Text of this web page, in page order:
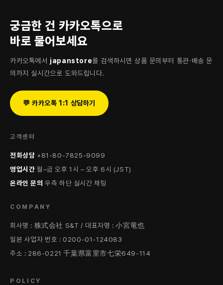
궁금한 건 카카오톡으로
바로 물어보세요
카카오톡에서 japanstore를 검색하시면 상품 문의부터 통관·배송 문
의까지 실시간으로 도와드립니다.
💬 카카오톡 1:1 상담하기
고객센터
전화상담 +81-80-7825-9099
영업시간 월–금 오후 1시 – 오후 6시 (JST)
온라인 문의 우측 하단 실시간 채팅
COMPANY
회사명 : 株式会社 S&T / 대표자명 : 小宮竜也
일본 사업자 번호 : 0200-01-124083
주소 : 286-0221 千葉県富里市七栄649-114
POLICY